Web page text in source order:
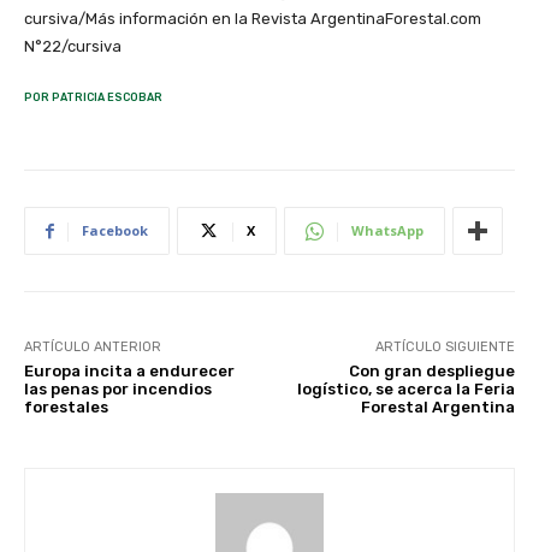
cursiva/Más información en la Revista ArgentinaForestal.com
N°22/cursiva
POR PATRICIA ESCOBAR
Facebook X WhatsApp
ARTÍCULO ANTERIOR
Europa incita a endurecer
las penas por incendios
forestales
ARTÍCULO SIGUIENTE
Con gran despliegue
logístico, se acerca la Feria
Forestal Argentina